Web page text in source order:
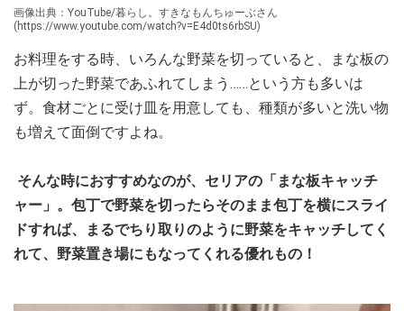
画像出典：YouTube/暮らし。すきなもんちゅーぶさん
(https://www.youtube.com/watch?v=E4d0ts6rbSU)
お料理をする時、いろんな野菜を切っていると、まな板の
上が切った野菜であふれてしまう……という方も多いは
ず。食材ごとに受け皿を用意しても、種類が多いと洗い物
も増えて面倒ですよね。
そんな時におすすめなのが、セリアの「まな板キャッチ
ャー」。包丁で野菜を切ったらそのまま包丁を横にスライ
ドすれば、まるでちり取りのように野菜をキャッチしてく
れて、野菜置き場にもなってくれる優れもの！